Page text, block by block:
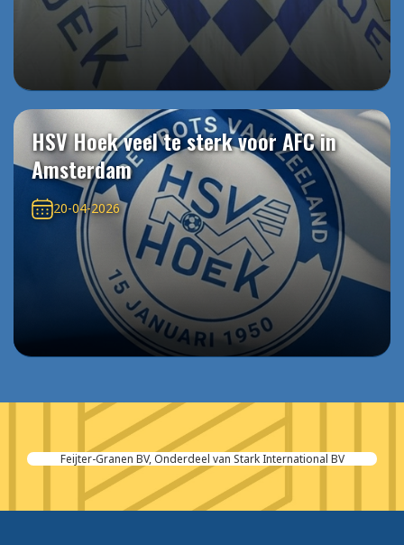
HSV Hoek veel te sterk voor AFC in
Amsterdam
20-04-2026
Drankensuper Kolijn